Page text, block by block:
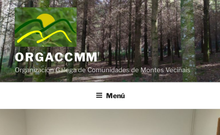
Saltar
al
contenido
ORGACCMM
Organización Galega de Comunidades de Montes Veciñais
Menú